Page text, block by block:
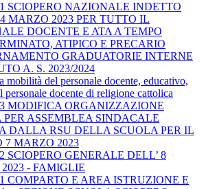
SCIOPERO NAZIONALE INDETTO
MARZO 2023 PER TUTTO IL
DOCENTE E ATA A TEMPO
ATIPICO E PRECARIO
GRADUATORIE INTERNE
A. S. 2023/2024
mobilità del personale docente, educativo,
personale docente di religione cattolica
MODIFICA ORGANIZZAZIONE
PER ASSEMBLEA SINDACALE
DALLA RSU DELLA SCUOLA PER IL
7 MARZO 2023
SCIOPERO GENERALE DELL’ 8
- FAMIGLIE
COMPARTO E AREA ISTRUZIONE E